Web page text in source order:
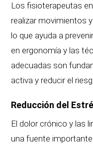
Los fisioterapeutas
realizar movimientos
lo que ayuda a
en ergonomía y las
adecuadas son
activa y reducir el
Reducción del
El dolor crónico y las
una fuente